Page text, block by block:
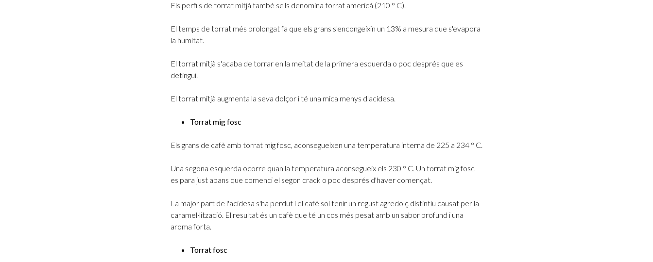
Els perfils de torrat mitjà també se'ls denomina torrat americà (210 ° C).
El temps de torrat més prolongat fa que els grans s'encongeixin un 13% a mesura que s'evapora
la humitat.
El torrat mitjà s'acaba de torrar en la meitat de la primera esquerda o poc després que es
detingui.
El torrat mitjà augmenta la seva dolçor i té una mica menys d'acidesa.
Torrat mig fosc
Els grans de cafè amb torrat mig fosc, aconsegueixen una temperatura interna de 225 a 234 ° C.
Una segona esquerda ocorre quan la temperatura aconsegueix els 230 ° C. Un torrat mig fosc
es para just abans que comenci el segon crack o poc després d'haver començat.
La major part de l'acidesa s'ha perdut i el cafè sol tenir un regust agredolç distintiu causat per la
caramel·lització. El resultat és un cafè que té un cos més pesat amb un sabor profund i una
aroma forta.
Torrat fosc